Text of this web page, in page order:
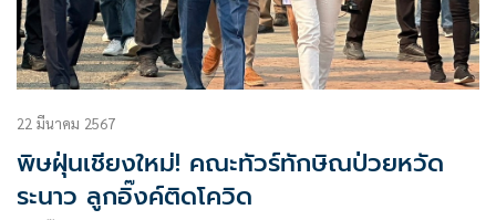
22 มีนาคม 2567
พิษฝุ่นเชียงใหม่! คณะทัวร์ทักษิณป่วยหวัด
ระนาว ลูกอิ๊งค์ติดโควิด